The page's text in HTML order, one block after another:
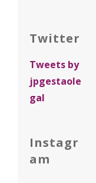
Twitter
Tweets by
jpgestaole
gal
Instagr
am